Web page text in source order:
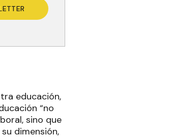
educación,
“no
sino que
dimensión,